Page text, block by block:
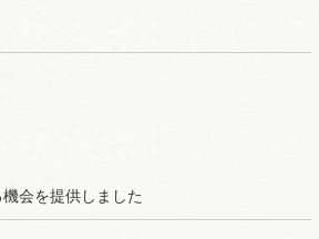
会を提供しました